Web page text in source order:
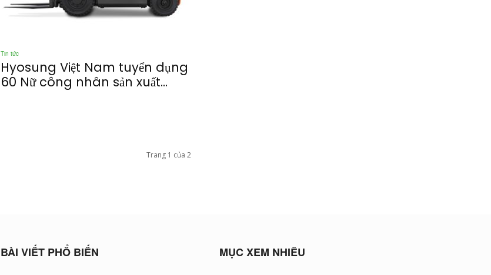
Tin tức
Hyosung Việt Nam tuyển dụng
60 Nữ công nhân sản xuất...
Trang 1 của 2
BÀI VIẾT PHỔ BIẾN MỤC XEM NHIỀU